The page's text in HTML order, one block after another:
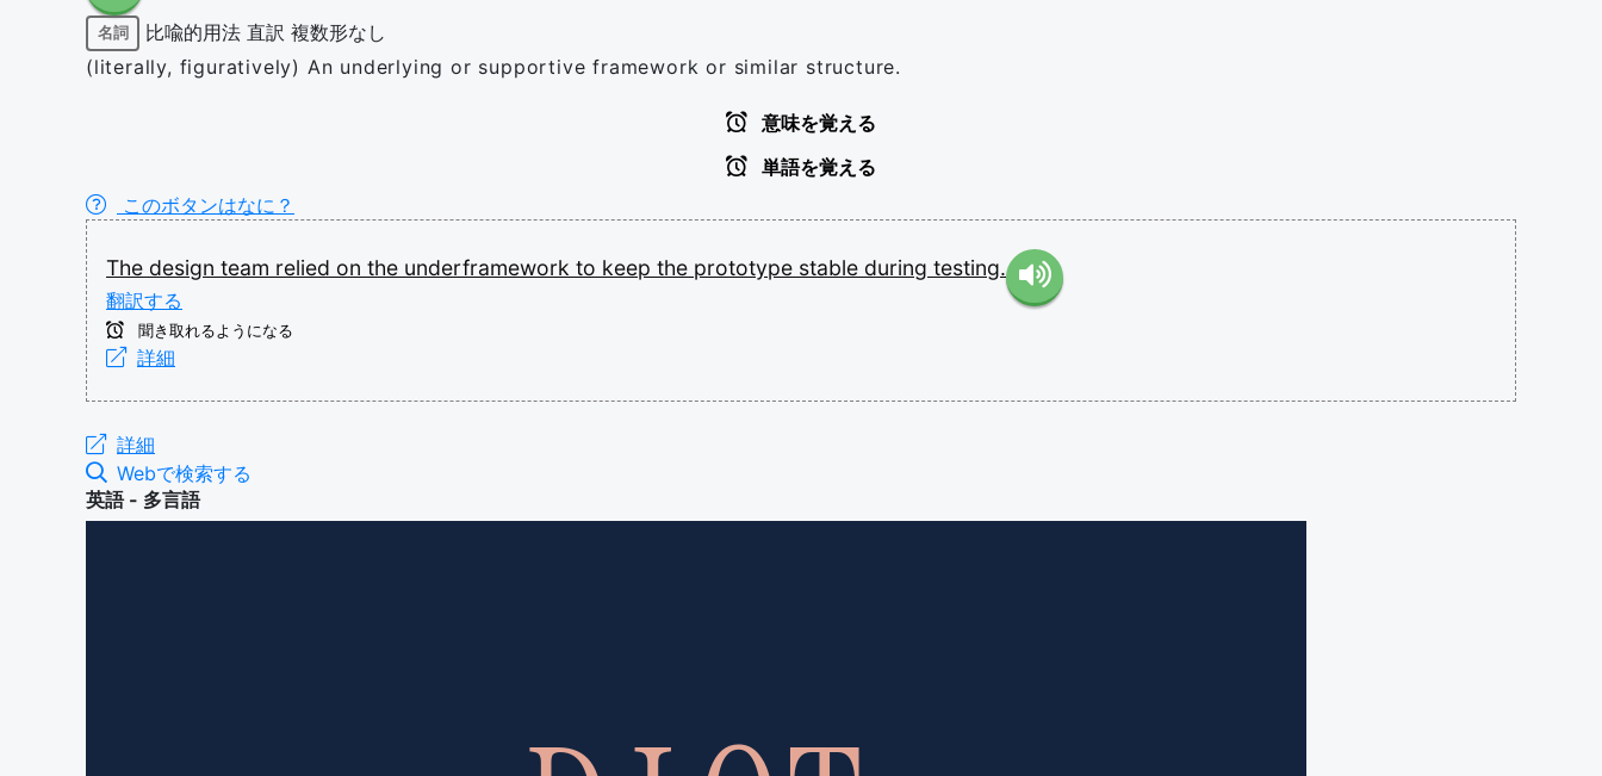
名詞 比喩的用法 直訳 複数形なし
(literally, figuratively) An underlying or supportive framework or similar structure.
意味を覚える
単語を覚える
このボタンはなに？
The design team relied on the underframework to keep the prototype stable during testing.
翻訳する
聞き取れるようになる
詳細
詳細
Webで検索する
英語 - 多言語